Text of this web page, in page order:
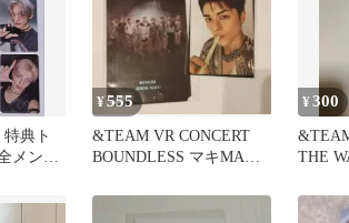
特典ト
メンバ
¥555
&TEAM VR CONCERT
BOUNDLESS マキMAKI
¥300
THE